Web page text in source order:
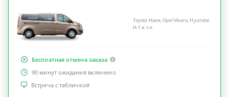
Toyota Hiace, Opel Vivaro, Hyundai
H-1 и т.п.
Бесплатная отмена заказа
90 минут ожидания включено
Встреча с табличкой